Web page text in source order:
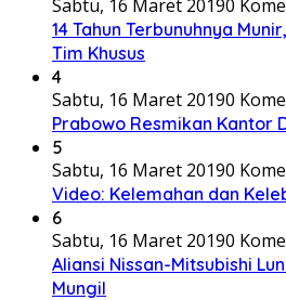
Sabtu, 16 Maret 20190
14 Tahun Terbunuhnya
Tim Khusus
4
Sabtu, 16 Maret 20190
Prabowo Resmikan Kantor
5
Sabtu, 16 Maret 20190
Video: Kelemahan dan
6
Sabtu, 16 Maret 20190
Aliansi Nissan-Mitsubishi
Mungil